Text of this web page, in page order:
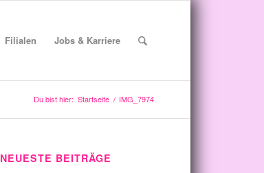
Filialen Jobs & Karriere
Du bist hier: Startseite / IMG_7974
NEUESTE BEITRÄGE